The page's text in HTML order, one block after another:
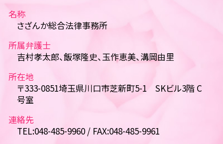
名称
さざんか総合法律事務所
所属弁護士
吉村孝太郎、飯塚隆史、玉作恵美、溝岡由里
所在地
〒333-0851埼玉県川口市芝新町5-1 SKビル3階 C
号室
連絡先
TEL:048-485-9960 / FAX:048-485-9961